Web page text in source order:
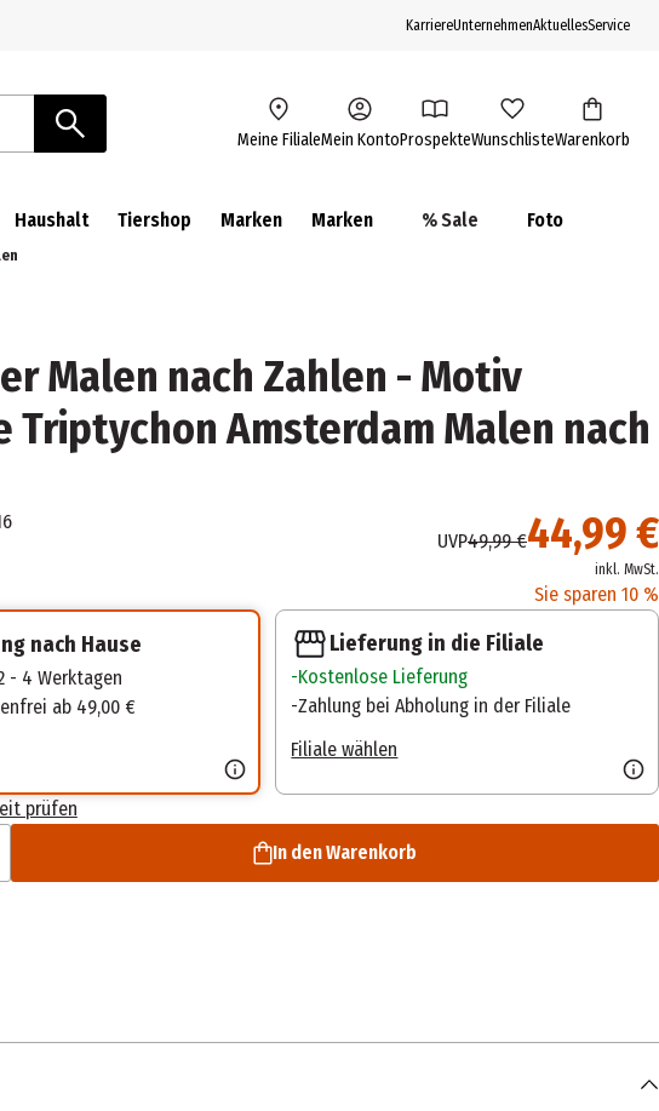
KarriereUnternehmenAktuellesService
Meine FilialeMein KontoProspekteWunschlisteWarenkorb
Haushalt Tiershop Marken Marken % Sale Foto
Malen nach Zahlen - Motiv
Triptychon Amsterdam Malen nach
44,99 €
UVP49,99 €
inkl. MwSt.
Sie sparen 10 %
nach Hause
- 4 Werktagen
ab 49,00 €
Lieferung in die Filiale
Kostenlose Lieferung
Zahlung bei Abholung in der Filiale
Filiale wählen
prüfen
In den Warenkorb